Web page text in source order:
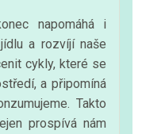
napomáhá i
a rozvíjí naše
cykly, které se
a připomíná
Takto
prospívá nám